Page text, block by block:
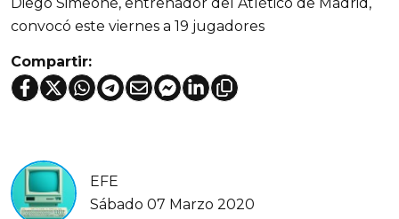
Diego Simeone, entrenador del Atlético de Madrid,
convocó este viernes a 19 jugadores
Compartir:
EFE
Sábado 07 Marzo 2020